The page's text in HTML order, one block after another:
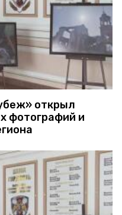
открыл
фотографий и